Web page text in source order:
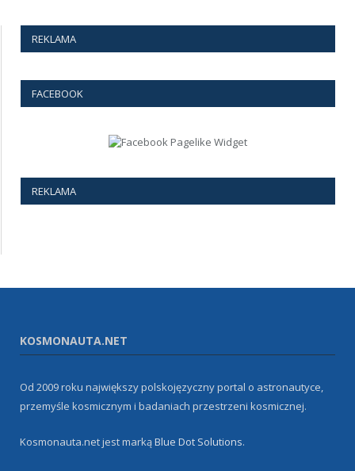
REKLAMA
FACEBOOK
REKLAMA
KOSMONAUTA.NET
Od 2009 roku największy polskojęzyczny portal o astronautyce,
przemyśle kosmicznym i badaniach przestrzeni kosmicznej.
Kosmonauta.net jest markąBlue Dot Solutions.